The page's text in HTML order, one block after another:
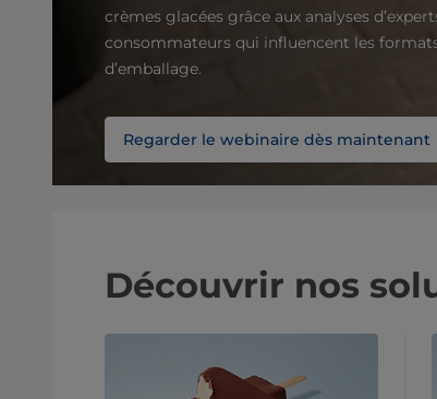
crèmes glacées grâce aux analyses
consommateurs qui influencent les
d’emballage.
Regarder le webinaire dès maintenant
Découvrir nos